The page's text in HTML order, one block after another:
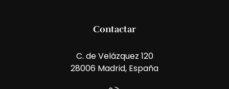
Contactar
C. de Velázquez 120
28006 Madrid, España